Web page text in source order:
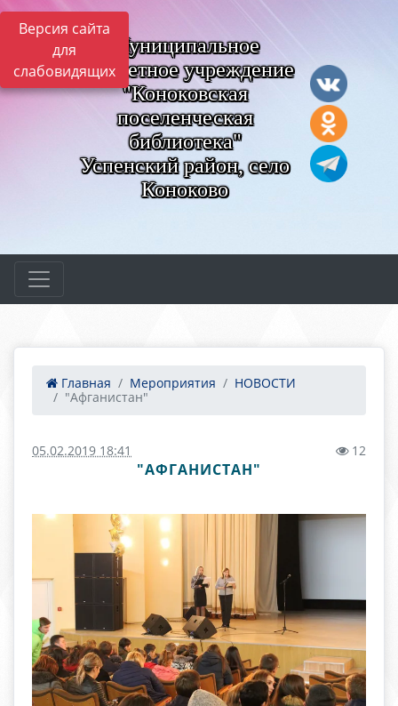
Версия сайта
для
слабовидящих
Муниципальное
бюджетное учреждение
"Коноковская
поселенческая
библиотека"
Успенский район, село
Коноково
Главная Мероприятия
НОВОСТИ
"Афганистан"
05.02.2019 18:41 12
"АФГАНИСТАН"